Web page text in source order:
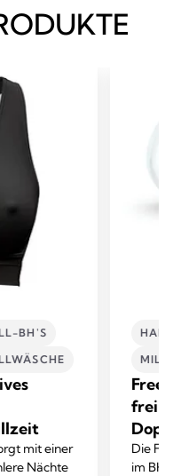
BH'S
mit einer
Nächte
Die
im BH